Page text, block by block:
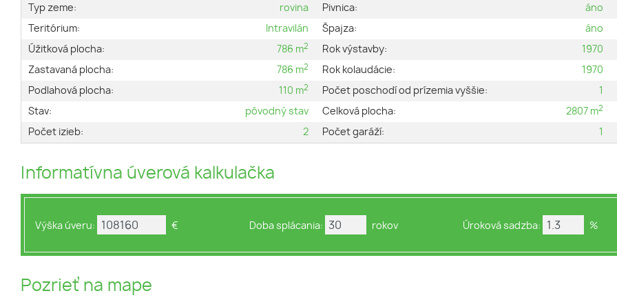
Typ zeme:
rovina
Teritórium:
Intravilán
Úžitková plocha:
786 m2
Zastavaná plocha: 786 m2
Podlahová plocha: 110 m2
Stav:
pôvodný stav
Počet izieb:
2
Pivnica:
áno
Špajza:
áno
Rok výstavby:
1970
Rok kolaudácie:
1970
Počet poschodí od prízemia vyššie:
1
Celková plocha:
2807 m2
Počet garáží: 1
Informatívna úverová kalkulačka
Výška úveru: € Doba splácania: rokov Úroková sadzba: %
Pozrieť na mape